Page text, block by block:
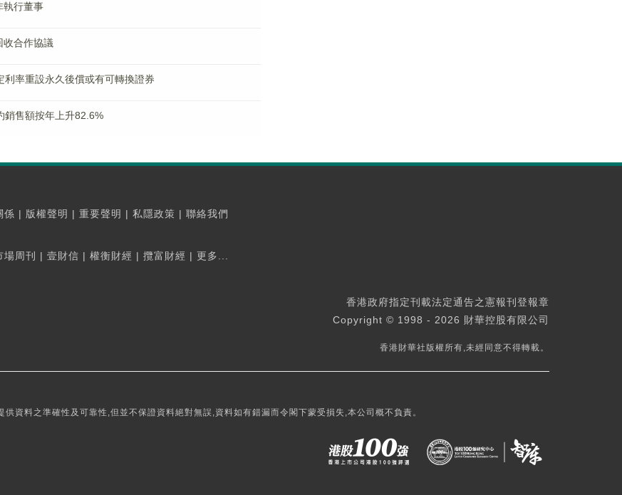
執行董事
合作協議
率重設永久後償或有可轉換證券
銷售額按年上升82.6%
係 | 版權聲明 | 重要聲明 | 私隱政策 | 聯絡我們
場周刊 | 壹財信 | 權衡財經 | 攬富財經 | 更多...
香港政府指定刊載法定通告之憲報刊登報章
Copyright © 1998 - 2026 財華控股有限公司
香港財華社版權所有,未經同意不得轉載。
資料之準確性及可靠性,但並不保證資料絕對無誤,資料如有錯漏而令閣下蒙受損失,本公司概不負責。